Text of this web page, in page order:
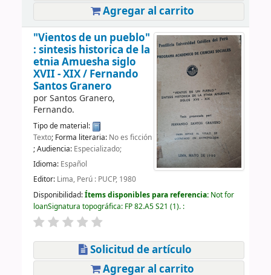
Agregar al carrito
"Vientos de un pueblo"
: sintesis historica de la
etnia Amuesha siglo
XVII - XIX / Fernando
Santos Granero
porSantos Granero,
Fernando.
Tipo de material:
Texto; Forma literaria: No es ficción
; Audiencia: Especializado;
Idioma: Español
Editor: Lima, Perú : PUCP, 1980
Disponibilidad:Ítems disponibles para referencia: Not for
loanSignatura topográfica: FP 82.A5 S21 (1). :
Solicitud de artículo
Agregar al carrito